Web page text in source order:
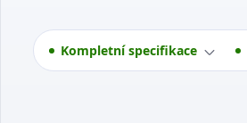
Kompletní specifikace